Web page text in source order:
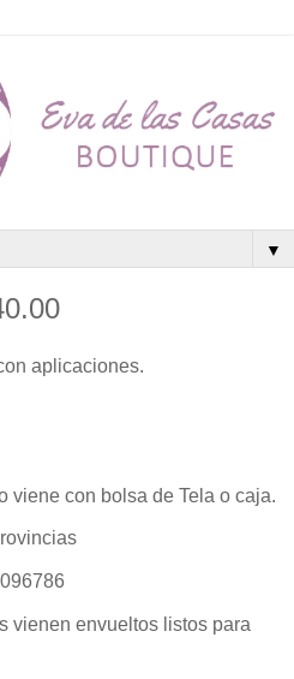
▼
aplicaciones.
viene con bolsa de Tela o caja.
vienen envueltos listos para